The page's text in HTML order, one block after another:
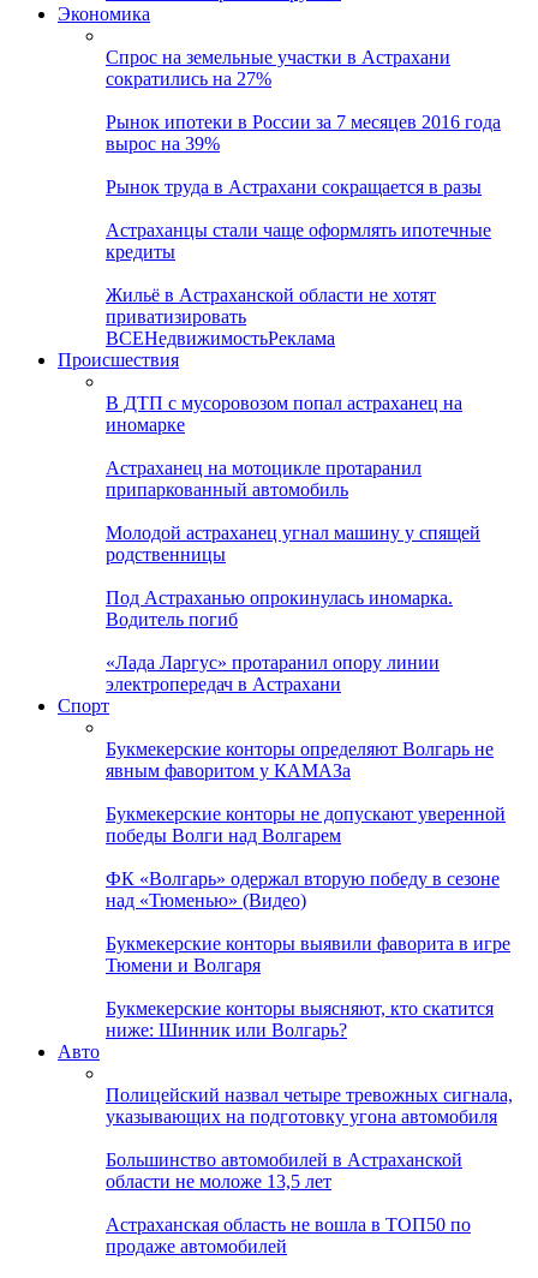
Экономика
Спрос на земельные участки в Астрахани
сократились на 27%
Рынок ипотеки в России за 7 месяцев 2016 года
вырос на 39%
Рынок труда в Астрахани сокращается в разы
Астраханцы стали чаще оформлять ипотечные
кредиты
Жильё в Астраханской области не хотят
приватизировать
ВСЕНедвижимостьРеклама
Происшествия
В ДТП с мусоровозом попал астраханец на
иномарке
Астраханец на мотоцикле протаранил
припаркованный автомобиль
Молодой астраханец угнал машину у спящей
родственницы
Под Астраханью опрокинулась иномарка.
Водитель погиб
«Лада Ларгус» протаранил опору линии
электропередач в Астрахани
Спорт
Букмекерские конторы определяют Волгарь не
явным фаворитом у КАМАЗа
Букмекерские конторы не допускают уверенной
победы Волги над Волгарем
ФК «Волгарь» одержал вторую победу в сезоне
над «Тюменью» (Видео)
Букмекерские конторы выявили фаворита в игре
Тюмени и Волгаря
Букмекерские конторы выясняют, кто скатится
ниже: Шинник или Волгарь?
Авто
Полицейский назвал четыре тревожных сигнала,
указывающих на подготовку угона автомобиля
Большинство автомобилей в Астраханской
области не моложе 13,5 лет
Астраханская область не вошла в ТОП50 по
продаже автомобилей